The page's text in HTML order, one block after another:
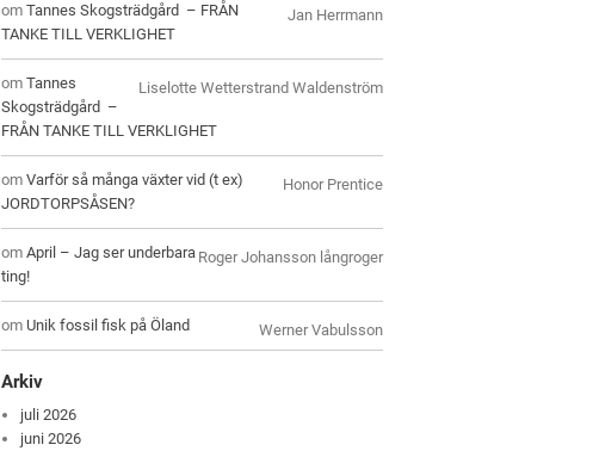
Jan Herrmann
omTannes Skogsträdgård – FRÅN
TANKE TILL VERKLIGHET
Liselotte Wetterstrand Waldenström
omTannes
Skogsträdgård –
FRÅN TANKE TILL VERKLIGHET
Honor Prentice
omVarför så många växter vid (t ex)
JORDTORPSÅSEN?
Roger Johansson långroger
omApril – Jag ser underbara
ting!
Werner Vabulsson
om Unik fossil fisk på Öland
Arkiv
juli 2026
juni 2026